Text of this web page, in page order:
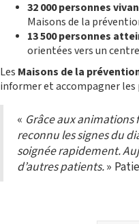
32 000personnes
Maisons de la
13 500 personnes
orientées vers un
Les Maisons de la
informer et accompagner
« Grâce aux animations
reconnu les signes du
soignée rapidement.
d’autres patients.»